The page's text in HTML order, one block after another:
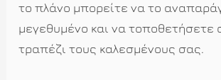
το πλάνο μπορείτε να το
μεγεθυμένο και να τοποθετήσετε
τραπέζι τους καλεσμένους σας.